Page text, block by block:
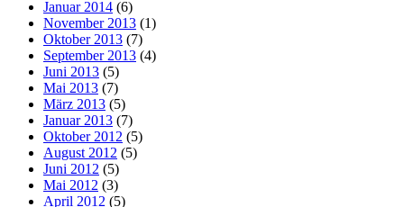
Januar 2014 (6)
November 2013 (1)
Oktober 2013 (7)
September 2013 (4)
Juni 2013 (5)
Mai 2013 (7)
März 2013 (5)
Januar 2013 (7)
Oktober 2012 (5)
August 2012 (5)
Juni 2012 (5)
Mai 2012 (3)
April 2012 (5)